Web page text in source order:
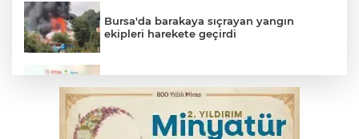
Bursa'da barakaya sıçrayan yangın
ekipleri harekete geçirdi
Osmangazi’de iş arayanlara destek